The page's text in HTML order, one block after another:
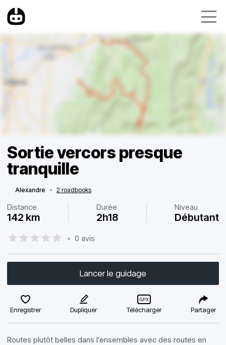
Sortie vercors presque
tranquille
Alexandre • 2 roadbooks
Distance
142 km
Durée
2h18
Niveau
Débutant
• 0 avis
Lancer le guidage
Enregistrer Dupliquer Télécharger Partager
Routes plutôt belles dans l’ensembles avec des routes en